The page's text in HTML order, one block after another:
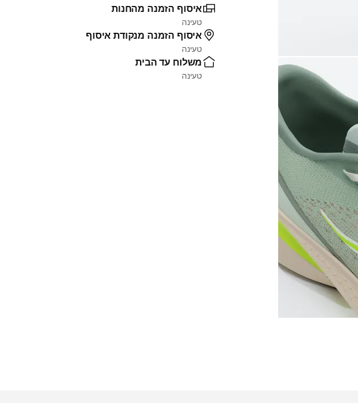
איסוף הזמנה מהחנות
טעינה
איסוף הזמנה מנקודת איסוף
טעינה
משלוח עד הבית
טעינה